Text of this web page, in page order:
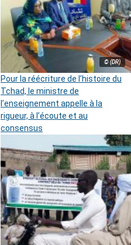
© (DR)
Pour la réécriture de l’histoire du
Tchad, le ministre de
l’enseignement appelle à la
rigueur, à l’écoute et au
consensus